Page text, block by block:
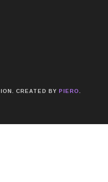
CREATED BY PIERO